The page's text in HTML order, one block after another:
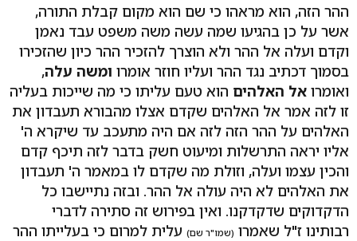
ההר הזה, הוא מראהו כי שם הוא מקום קבלת התורה,
אשר על כן בהגיעו שמה עשה משה משפט עבד נאמן
וקדם ועלה אל ההר ולא הוצרך להזכיר ההר כיון שהזכירו
בסמוך דכתיב נגד ההר ועליו חוזר אומרו ומשה עלה,
ואומרו אל האלהים הוא טעם עליתו כי מה שייכות בעליה
זו לזה אמר אל האלהים שקדם אצלו מהבורא תעבדון את
האלהים על ההר הזה לזה אם היה מתעכב עד שיקרא ה'
אליו יראה התרשלות ומיעוט חשק בדבר לזה תיכף קדם
והכין עצמו ועלה, וזולת מה שקדם לו במאמר ה' תעבדון
את האלהים לא היה עולה אל ההר. ובזה נתיישבו כל
הדקדוקים שדקדקנו. ואין בפירוש זה סתירה לדברי
רבותינו ז"ל שאמרו (שמו"ר שם) עלית למרום כי בעלייתו ההר